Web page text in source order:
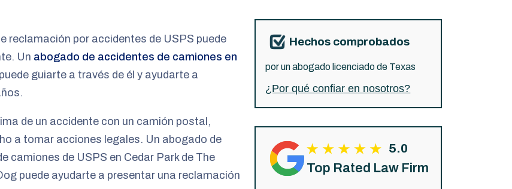
reclamación por accidentes de USPS puede
Un abogado de accidentes de camiones en
puede guiarte a través de él y ayudarte a
de un accidente con un camión postal,
a tomar acciones legales. Un abogado de
camiones de USPS en Cedar Park de The
puede ayudarte a presentar una reclamación
Hechos comprobados
por un abogado licenciado de Texas
¿Por qué confiar en nosotros?
5.0
Top Rated Law Firm